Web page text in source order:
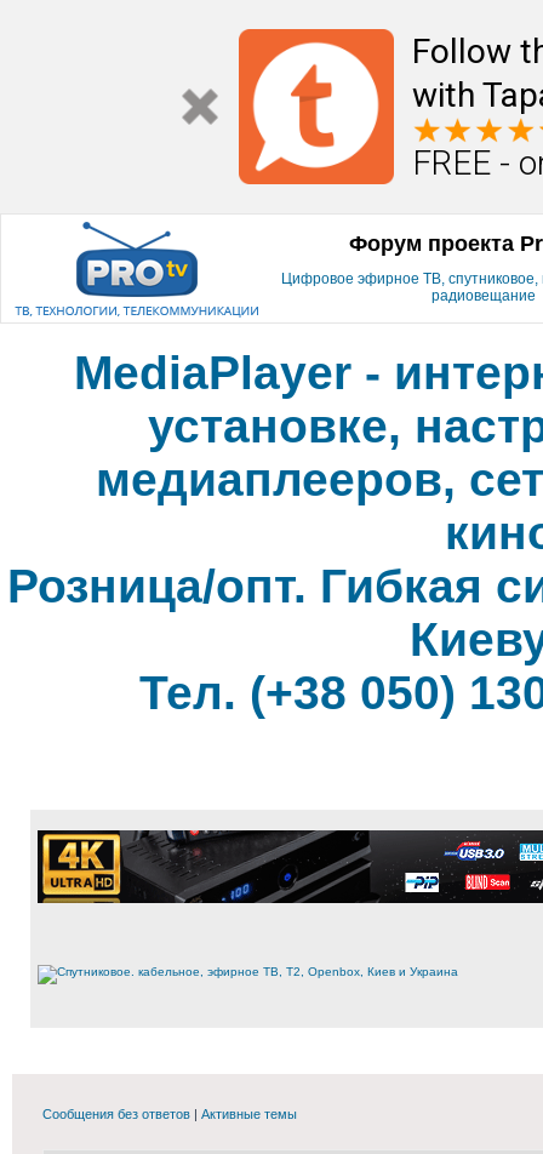
Follow
with
FREE -
Форум проекта
Цифровое эфирное ТВ, спутниковое,
радиовещание
MediaPlayer -
установке,
медиаплееров,
Розница/опт. Гибкая
Тел. (+38 050)
Сообщения без ответов | Активные темы